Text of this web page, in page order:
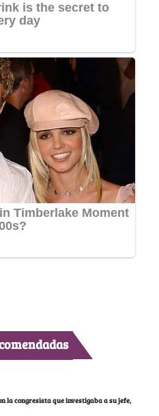
la congresista que investigaba a su jefe,